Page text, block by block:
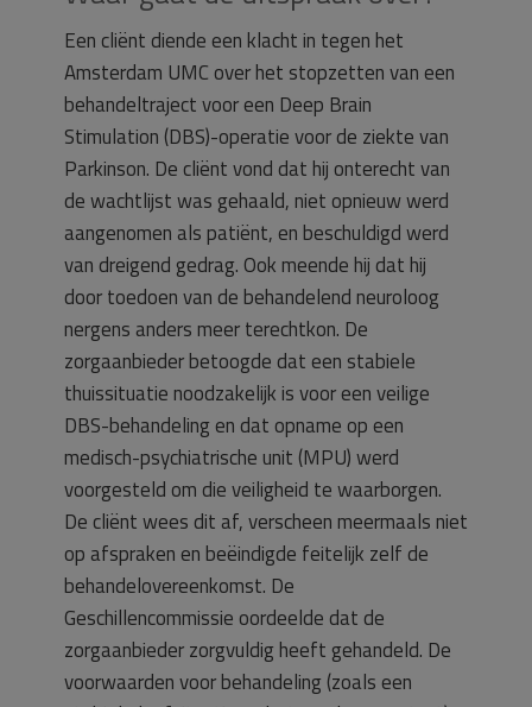
Een cliënt diende een klacht in tegen het
Amsterdam UMC over het stopzetten van een
behandeltraject voor een Deep Brain
Stimulation (DBS)-operatie voor de ziekte van
Parkinson. De cliënt vond dat hij onterecht van
de wachtlijst was gehaald, niet opnieuw werd
aangenomen als patiënt, en beschuldigd werd
van dreigend gedrag. Ook meende hij dat hij
door toedoen van de behandelend neuroloog
nergens anders meer terechtkon. De
zorgaanbieder betoogde dat een stabiele
thuissituatie noodzakelijk is voor een veilige
DBS-behandeling en dat opname op een
medisch-psychiatrische unit (MPU) werd
voorgesteld om die veiligheid te waarborgen.
De cliënt wees dit af, verscheen meermaals niet
op afspraken en beëindigde feitelijk zelf de
behandelovereenkomst. De
Geschillencommissie oordeelde dat de
zorgaanbieder zorgvuldig heeft gehandeld. De
voorwaarden voor behandeling (zoals een